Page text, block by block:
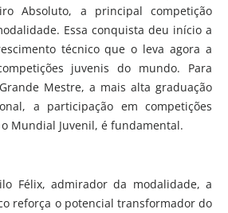
Absoluto, a principal competição
Essa conquista deu início a
técnico que o leva agora a
juvenis do mundo. Para
Mestre, a mais alta graduação
a participação em competições
Mundial Juvenil, é fundamental.
Félix, admirador da modalidade, a
reforça o potencial transformador do